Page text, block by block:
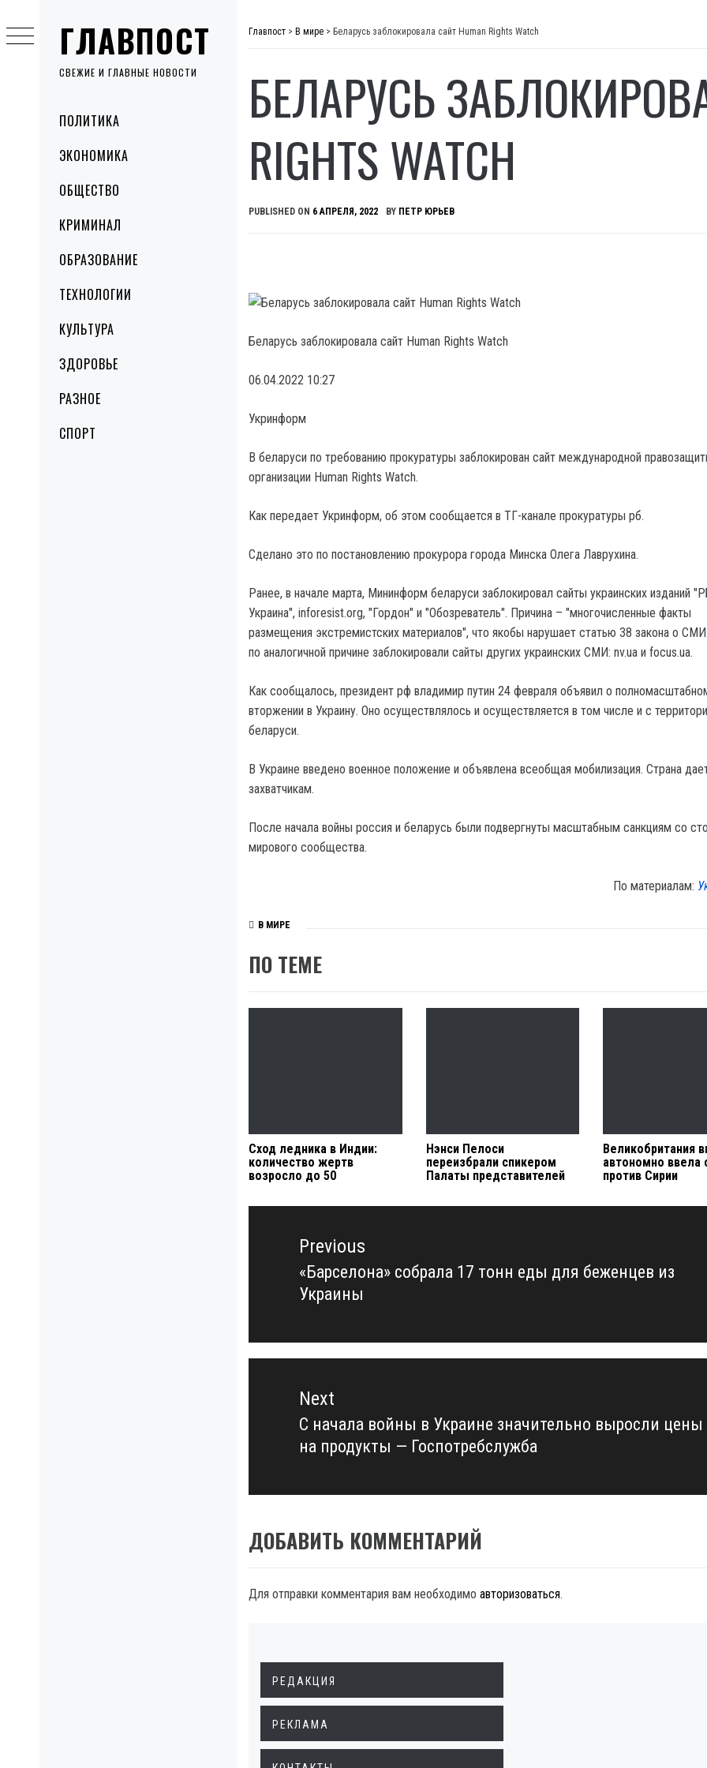
ГЛАВПОСТ
СВЕЖИЕ И ГЛАВНЫЕ НОВОСТИ
MenuПОЛИТИКА
ЭКОНОМИКА
ОБЩЕСТВО
КРИМИНАЛ
ОБРАЗОВАНИЕ
ТЕХНОЛОГИИ
КУЛЬТУРА
ЗДОРОВЬЕ
РАЗНОЕ
СПОРТ
to
content
Главпост > В мире > Беларусь заблокировала сайт Human Rights Watch
БЕЛАРУСЬ
RIGHTS WATCH
PUBLISHED ON 6 АПРЕЛЯ, 2022 BY ПЕТР ЮРЬЕВ
Беларусь заблокировала сайт Human Rights Watch
06.04.2022 10:27
Укринформ
В беларуси по требованию прокуратуры заблокирован сайт международной
организации Human Rights Watch.
Как передает Укринформ, об этом сообщается в ТГ-канале прокуратуры рб.
Сделано это по постановлению прокурора города Минска Олега Лаврухина.
Ранее, в начале марта, Мининформ беларуси заблокировал сайты украинских изданий
Украина", inforesist.org, "Гордон" и "Обозреватель". Причина – "многочисленные факты
размещения экстремистских материалов", что якобы нарушает статью 38 закона о
по аналогичной причине заблокировали сайты других украинских СМИ: nv.ua и focus.ua.
Как сообщалось, президент рф владимир путин 24 февраля объявил о
вторжении в Украину. Оно осуществлялось и осуществляется в том числе и с
беларуси.
В Украине введено военное положение и объявлена всеобщая мобилизация. Страна
захватчикам.
После начала войны россия и беларусь были подвергнуты масштабным санкциям со
мирового сообщества.
По материалам:
В МИРЕ
ПО ТЕМЕ
Сход ледника в Индии:
количество жертв
возросло до 50
Нэнси Пелоси
переизбрали спикером
Палаты представителей
Великобритания
автономно ввела
против Сирии
Навигация
записямPrevious
Previous
post:
«Барселона» собрала 17 тонн еды для беженцев из
Украины
Next
Next
post:
С начала войны в Украине значительно выросли цены
на продукты — Госпотребслужба
ДОБАВИТЬ КОММЕНТАРИЙ
Для отправки комментария вам необходимо авторизоваться.
РЕДАКЦИЯ
РЕКЛАМА